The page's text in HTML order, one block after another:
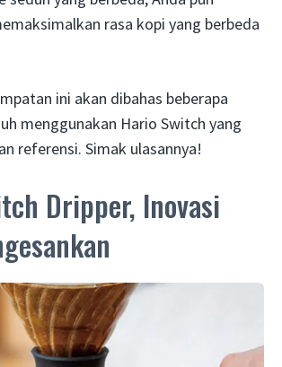
rasa kopi yang berbeda
ini akan dibahas beberapa
menggunakan Hario Switch yang
referensi. Simak ulasannya!
Dripper, Inovasi